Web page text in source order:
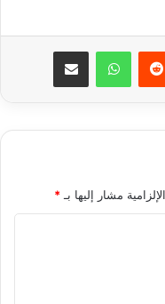
واتساب مشاركة عبر البريد
مشار إليها بـ*